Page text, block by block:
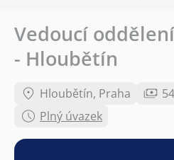
Vedoucí
- Hloubětín
Hloubětín, Praha
Plný úvazek